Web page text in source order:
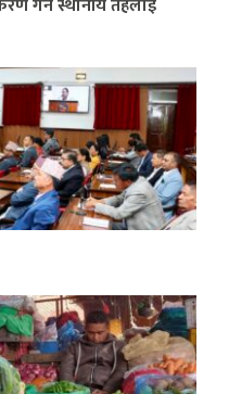
गर्न स्थानीय तहलाई